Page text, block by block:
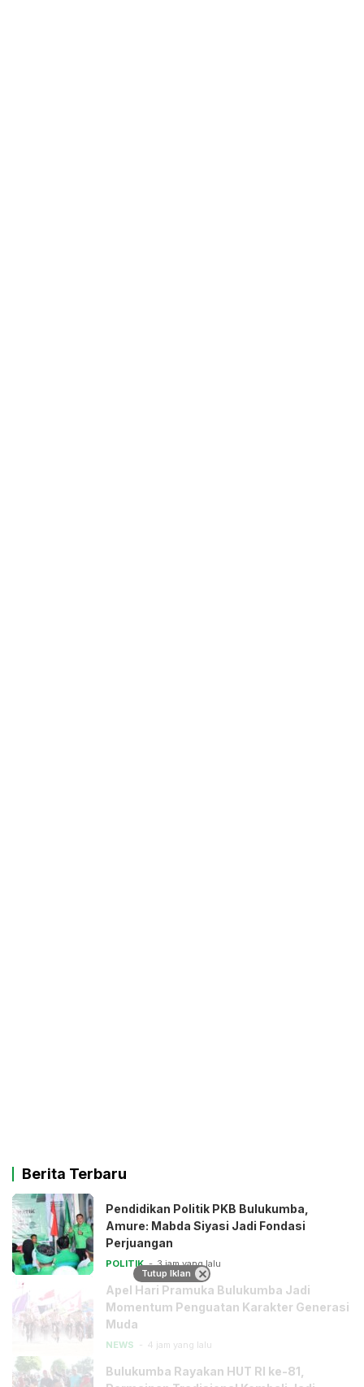
Berita Terbaru
Pendidikan Politik PKB Bulukumba,
Amure: Mabda Siyasi Jadi Fondasi
Perjuangan
POLITIK 3 jam yang lalu
Apel Hari Pramuka Bulukumba Jadi
Momentum Penguatan Karakter Generasi
Muda
NEWS 4 jam yang lalu
Bulukumba Rayakan HUT RI ke-81,
Tutup Iklan